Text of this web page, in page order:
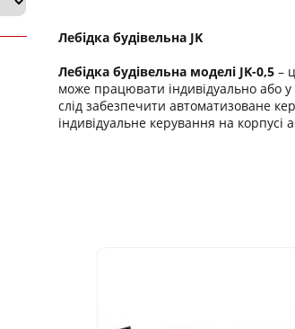
Лебідка будівельна JK
Лебідка будівельна моделі JK-0,5 –
може працювати індивідуально або у
слід забезпечити автоматизоване
індивідуальне керування на